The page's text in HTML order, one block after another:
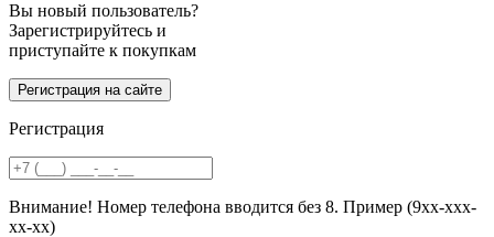
Вы новый пользователь?
Зарегистрируйтесь и
приступайте к покупкам
Регистрация
Внимание! Номер телефона вводится без 8. Пример (9хх-ххх-
хх-хх)